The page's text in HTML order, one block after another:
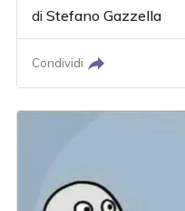
diStefano Gazzella
Condividi